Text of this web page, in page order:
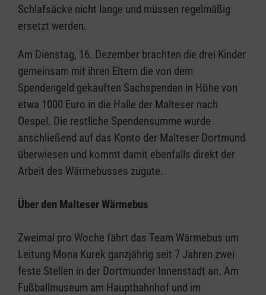
Schlafsäcke nicht lange und müssen regelmäßig
ersetzt werden.
Am Dienstag, 16. Dezember brachten die drei Kinder
gemeinsam mit ihren Eltern die von dem
Spendengeld gekauften Sachspenden in Höhe von
etwa 1000 Euro in die Halle der Malteser nach
Oespel. Die restliche Spendensumme wurde
anschließend auf das Konto der Malteser Dortmund
überwiesen und kommt damit ebenfalls direkt der
Arbeit des Wärmebusses zugute.
Über den Malteser Wärmebus
Zweimal pro Woche fährt das Team Wärmebus um
Leitung Mona Kurek ganzjährig seit 7 Jahren zwei
feste Stellen in der Dortmunder Innenstadt an. Am
Fußballmuseum am Hauptbahnhof und im